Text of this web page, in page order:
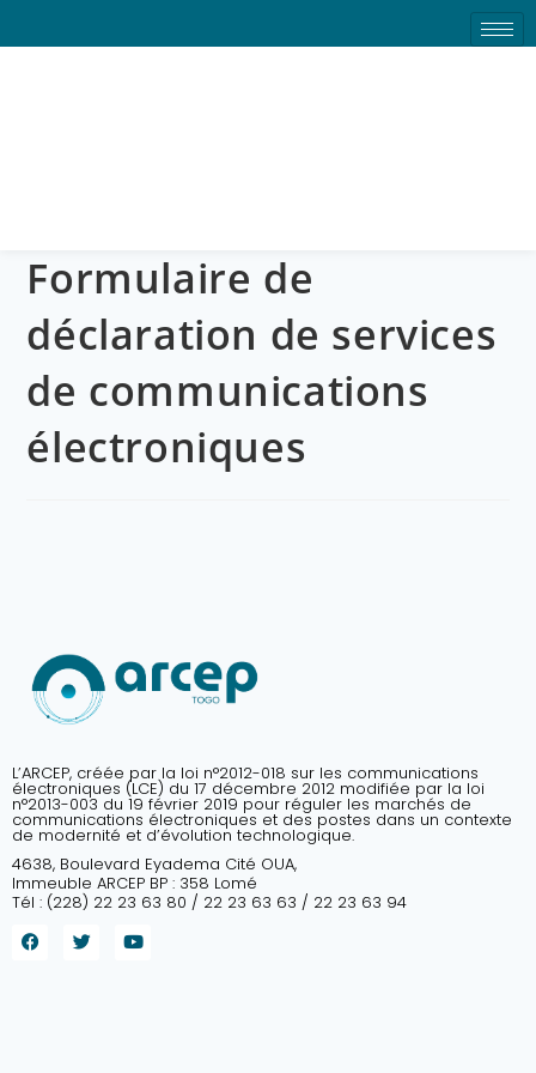
Formulaire de
déclaration de services
de communications
électroniques
L’ARCEP, créée par la loi n°2012-018 sur les communications
électroniques (LCE) du 17 décembre 2012 modifiée par la loi
n°2013-003 du 19 février 2019 pour réguler les marchés de
communications électroniques et des postes dans un contexte
de modernité et d’évolution technologique.
4638, Boulevard Eyadema Cité OUA,
Immeuble ARCEP BP : 358 Lomé
Tél : (228) 22 23 63 80 / 22 23 63 63 / 22 23 63 94